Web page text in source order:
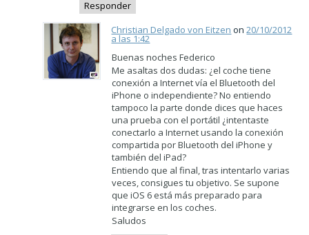
Responder
Christian Delgado von Eitzen on20/10/2012
a las 1:42
Buenas noches Federico
Me asaltas dos dudas: ¿el coche tiene
conexión a Internet vía el Bluetooth del
iPhone o independiente? No entiendo
tampoco la parte donde dices que haces
una prueba con el portátil ¿intentaste
conectarlo a Internet usando la conexión
compartida por Bluetooth del iPhone y
también del iPad?
Entiendo que al final, tras intentarlo varias
veces, consigues tu objetivo. Se supone
que iOS 6 está más preparado para
integrarse en los coches.
Saludos